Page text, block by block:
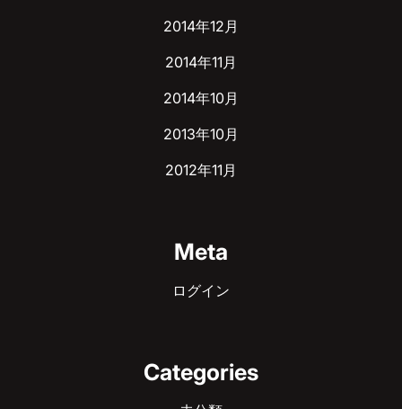
2014年12月
2014年11月
2014年10月
2013年10月
2012年11月
Meta
ログイン
Categories